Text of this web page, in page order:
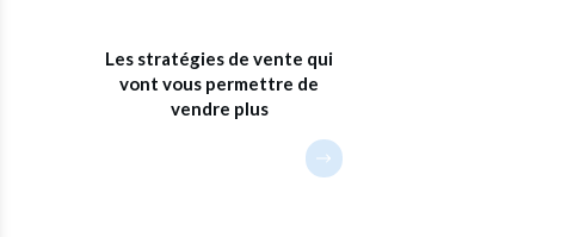
Les stratégies de vente qui
vont vous permettre de
vendre plus